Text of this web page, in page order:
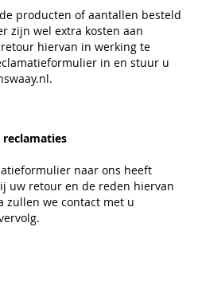
producten of aantallen besteld
zijn wel extra kosten aan
hiervan in werking te
in en stuur u
.
naar ons heeft
uw retour en de reden hiervan
zullen we contact met u